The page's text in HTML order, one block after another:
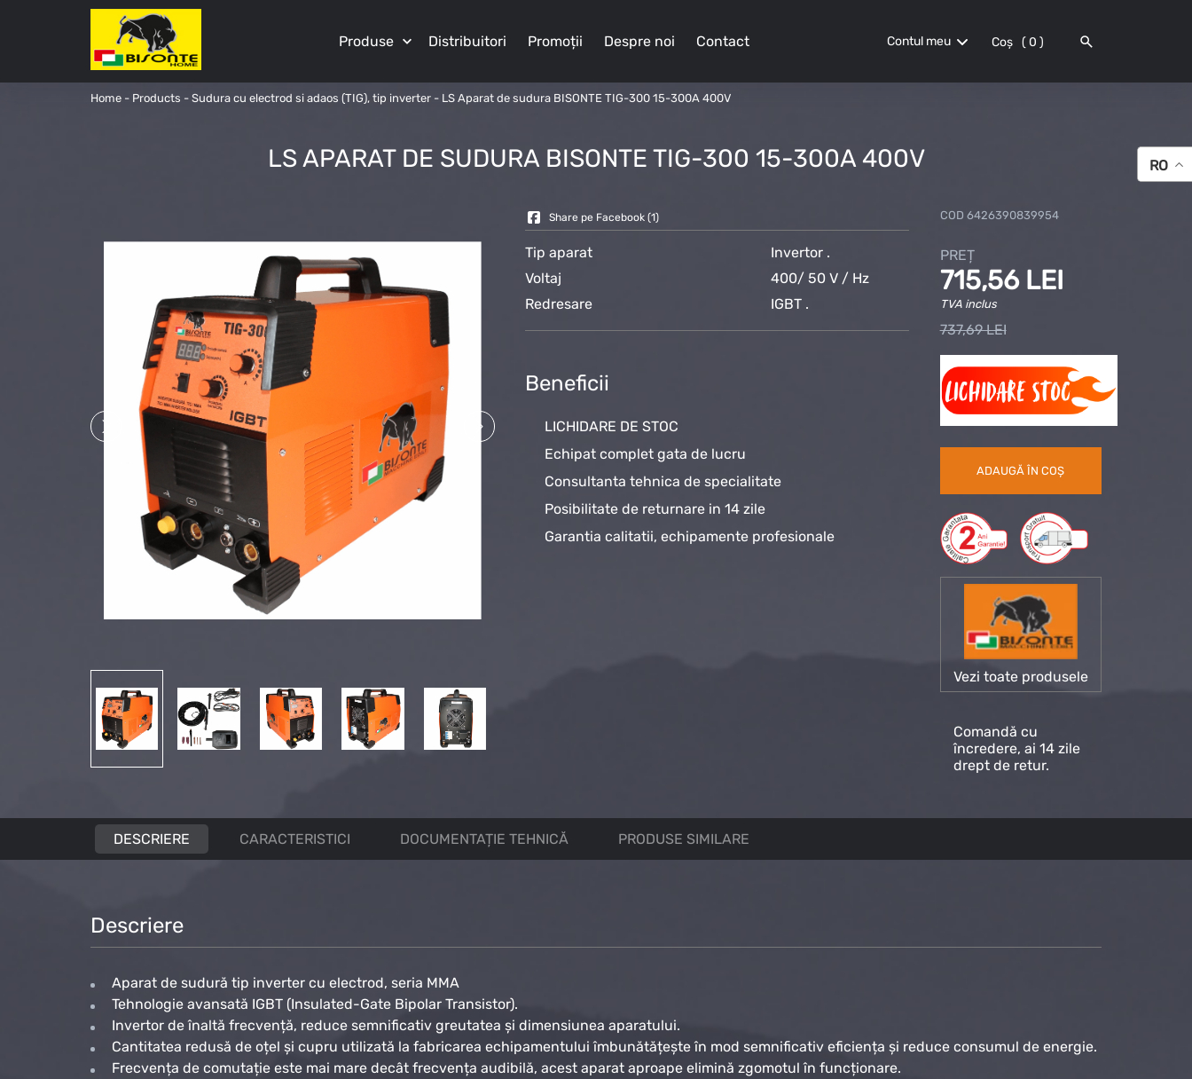
Produse Distribuitori Promoții Despre noi Contact Contul meu Coș 0
Home - Products - Sudura cu electrod si adaos (TIG), tip inverter - LS Aparat de sudura BISONTE TIG-300 15-300A 400V
LS APARAT DE SUDURA BISONTE TIG-300 15-300A 400V
Share pe Facebook (1)
Tip aparat
Invertor .
Voltaj
400/ 50 V / Hz
Redresare
IGBT .
Beneficii
LICHIDARE DE STOC
Echipat complet gata de lucru
Consultanta tehnica de specialitate
Posibilitate de returnare in 14 zile
Garantia calitatii, echipamente profesionale
COD 6426390839954
PREȚ
715,56 LEI
TVA inclus
737,69 LEI
ADAUGĂ ÎN COȘ
Vezi toate produsele
Comandă cu
încredere, ai 14 zile
drept de retur.
DESCRIERE CARACTERISTICI DOCUMENTAȚIE TEHNICĂ PRODUSE SIMILARE
Descriere
Aparat de sudură tip inverter cu electrod, seria MMA
Tehnologie avansată IGBT (Insulated-Gate Bipolar Transistor).
Invertor de înaltă frecvență, reduce semnificativ greutatea și dimensiunea aparatului.
Cantitatea redusă de oțel și cupru utilizată la fabricarea echipamentului îmbunătățește în mod semnificativ eficiența și reduce consumul de energie.
Frecvența de comutație este mai mare decât frecvența audibilă, acest aparat aproape elimină zgomotul în funcționare.
RO